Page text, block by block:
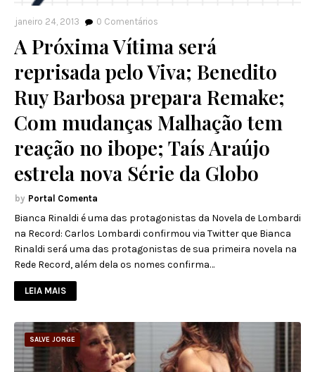
janeiro 24, 2013 0 Comentários
A Próxima Vítima será
reprisada pelo Viva; Benedito
Ruy Barbosa prepara Remake;
Com mudanças Malhação tem
reação no ibope; Taís Araújo
estrela nova Série da Globo
Portal Comenta
Bianca Rinaldi é uma das protagonistas da Novela de Lombardi
na Record: Carlos Lombardi confirmou via Twitter que Bianca
Rinaldi será uma das protagonistas de sua primeira novela na
Rede Record, além dela os nomes confirma…
LEIA MAIS
SALVE JORGE